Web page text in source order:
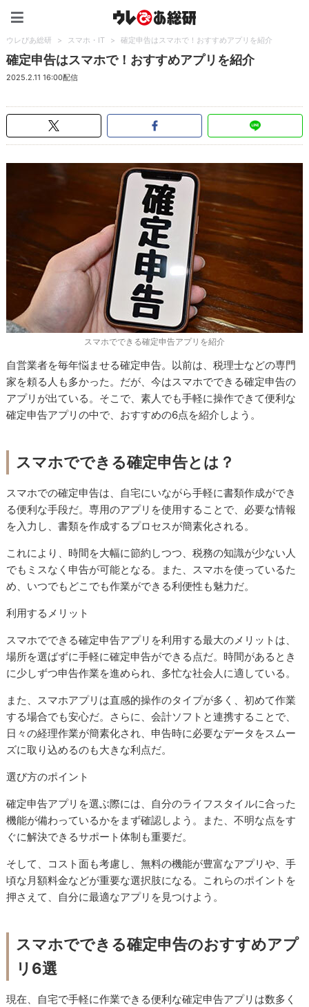
ウレぴあ総研 > スマホ・IT > 確定申告はスマホで！おすすめアプリを紹介
確定申告はスマホで！おすすめアプリを紹介
2025.2.11 16:00配信
スマホでできる確定申告アプリを紹介
自営業者を毎年悩ませる確定申告。以前は、税理士などの専門
家を頼る人も多かった。だが、今はスマホでできる確定申告の
アプリが出ている。そこで、素人でも手軽に操作できて便利な
確定申告アプリの中で、おすすめの6点を紹介しよう。
スマホでできる確定申告とは？
スマホでの確定申告は、自宅にいながら手軽に書類作成ができ
る便利な手段だ。専用のアプリを使用することで、必要な情報
を入力し、書類を作成するプロセスが簡素化される。
これにより、時間を大幅に節約しつつ、税務の知識が少ない人
でもミスなく申告が可能となる。また、スマホを使っているた
め、いつでもどこでも作業ができる利便性も魅力だ。
利用するメリット
スマホでできる確定申告アプリを利用する最大のメリットは、
場所を選ばずに手軽に確定申告ができる点だ。時間があるとき
に少しずつ申告作業を進められ、多忙な社会人に適している。
また、スマホアプリは直感的操作のタイプが多く、初めて作業
する場合でも安心だ。さらに、会計ソフトと連携することで、
日々の経理作業が簡素化され、申告時に必要なデータをスムー
ズに取り込めるのも大きな利点だ。
選び方のポイント
確定申告アプリを選ぶ際には、自分のライフスタイルに合った
機能が備わっているかをまず確認しよう。また、不明な点をす
ぐに解決できるサポート体制も重要だ。
そして、コスト面も考慮し、無料の機能が豊富なアプリや、手
頃な月額料金などが重要な選択肢になる。これらのポイントを
押さえて、自分に最適なアプリを見つけよう。
スマホでできる確定申告のおすすめアプ
リ6選
現在、自宅で手軽に作業できる便利な確定申告アプリは数多く